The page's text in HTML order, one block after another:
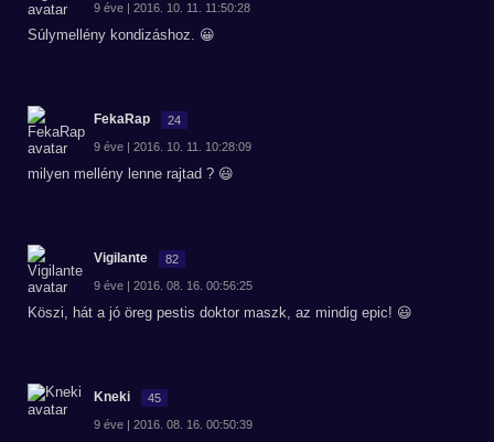
9 éve | 2016. 10. 11. 11:50:28
Súlymellény kondizáshoz. 😀
FekaRap 24
9 éve | 2016. 10. 11. 10:28:09
milyen mellény lenne rajtad ? 😃
Vigilante 82
9 éve | 2016. 08. 16. 00:56:25
Köszi, hát a jó öreg pestis doktor maszk, az mindig epic! 😃
Kneki 45
9 éve | 2016. 08. 16. 00:50:39